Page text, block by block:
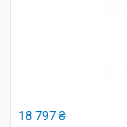
18 797 ₴